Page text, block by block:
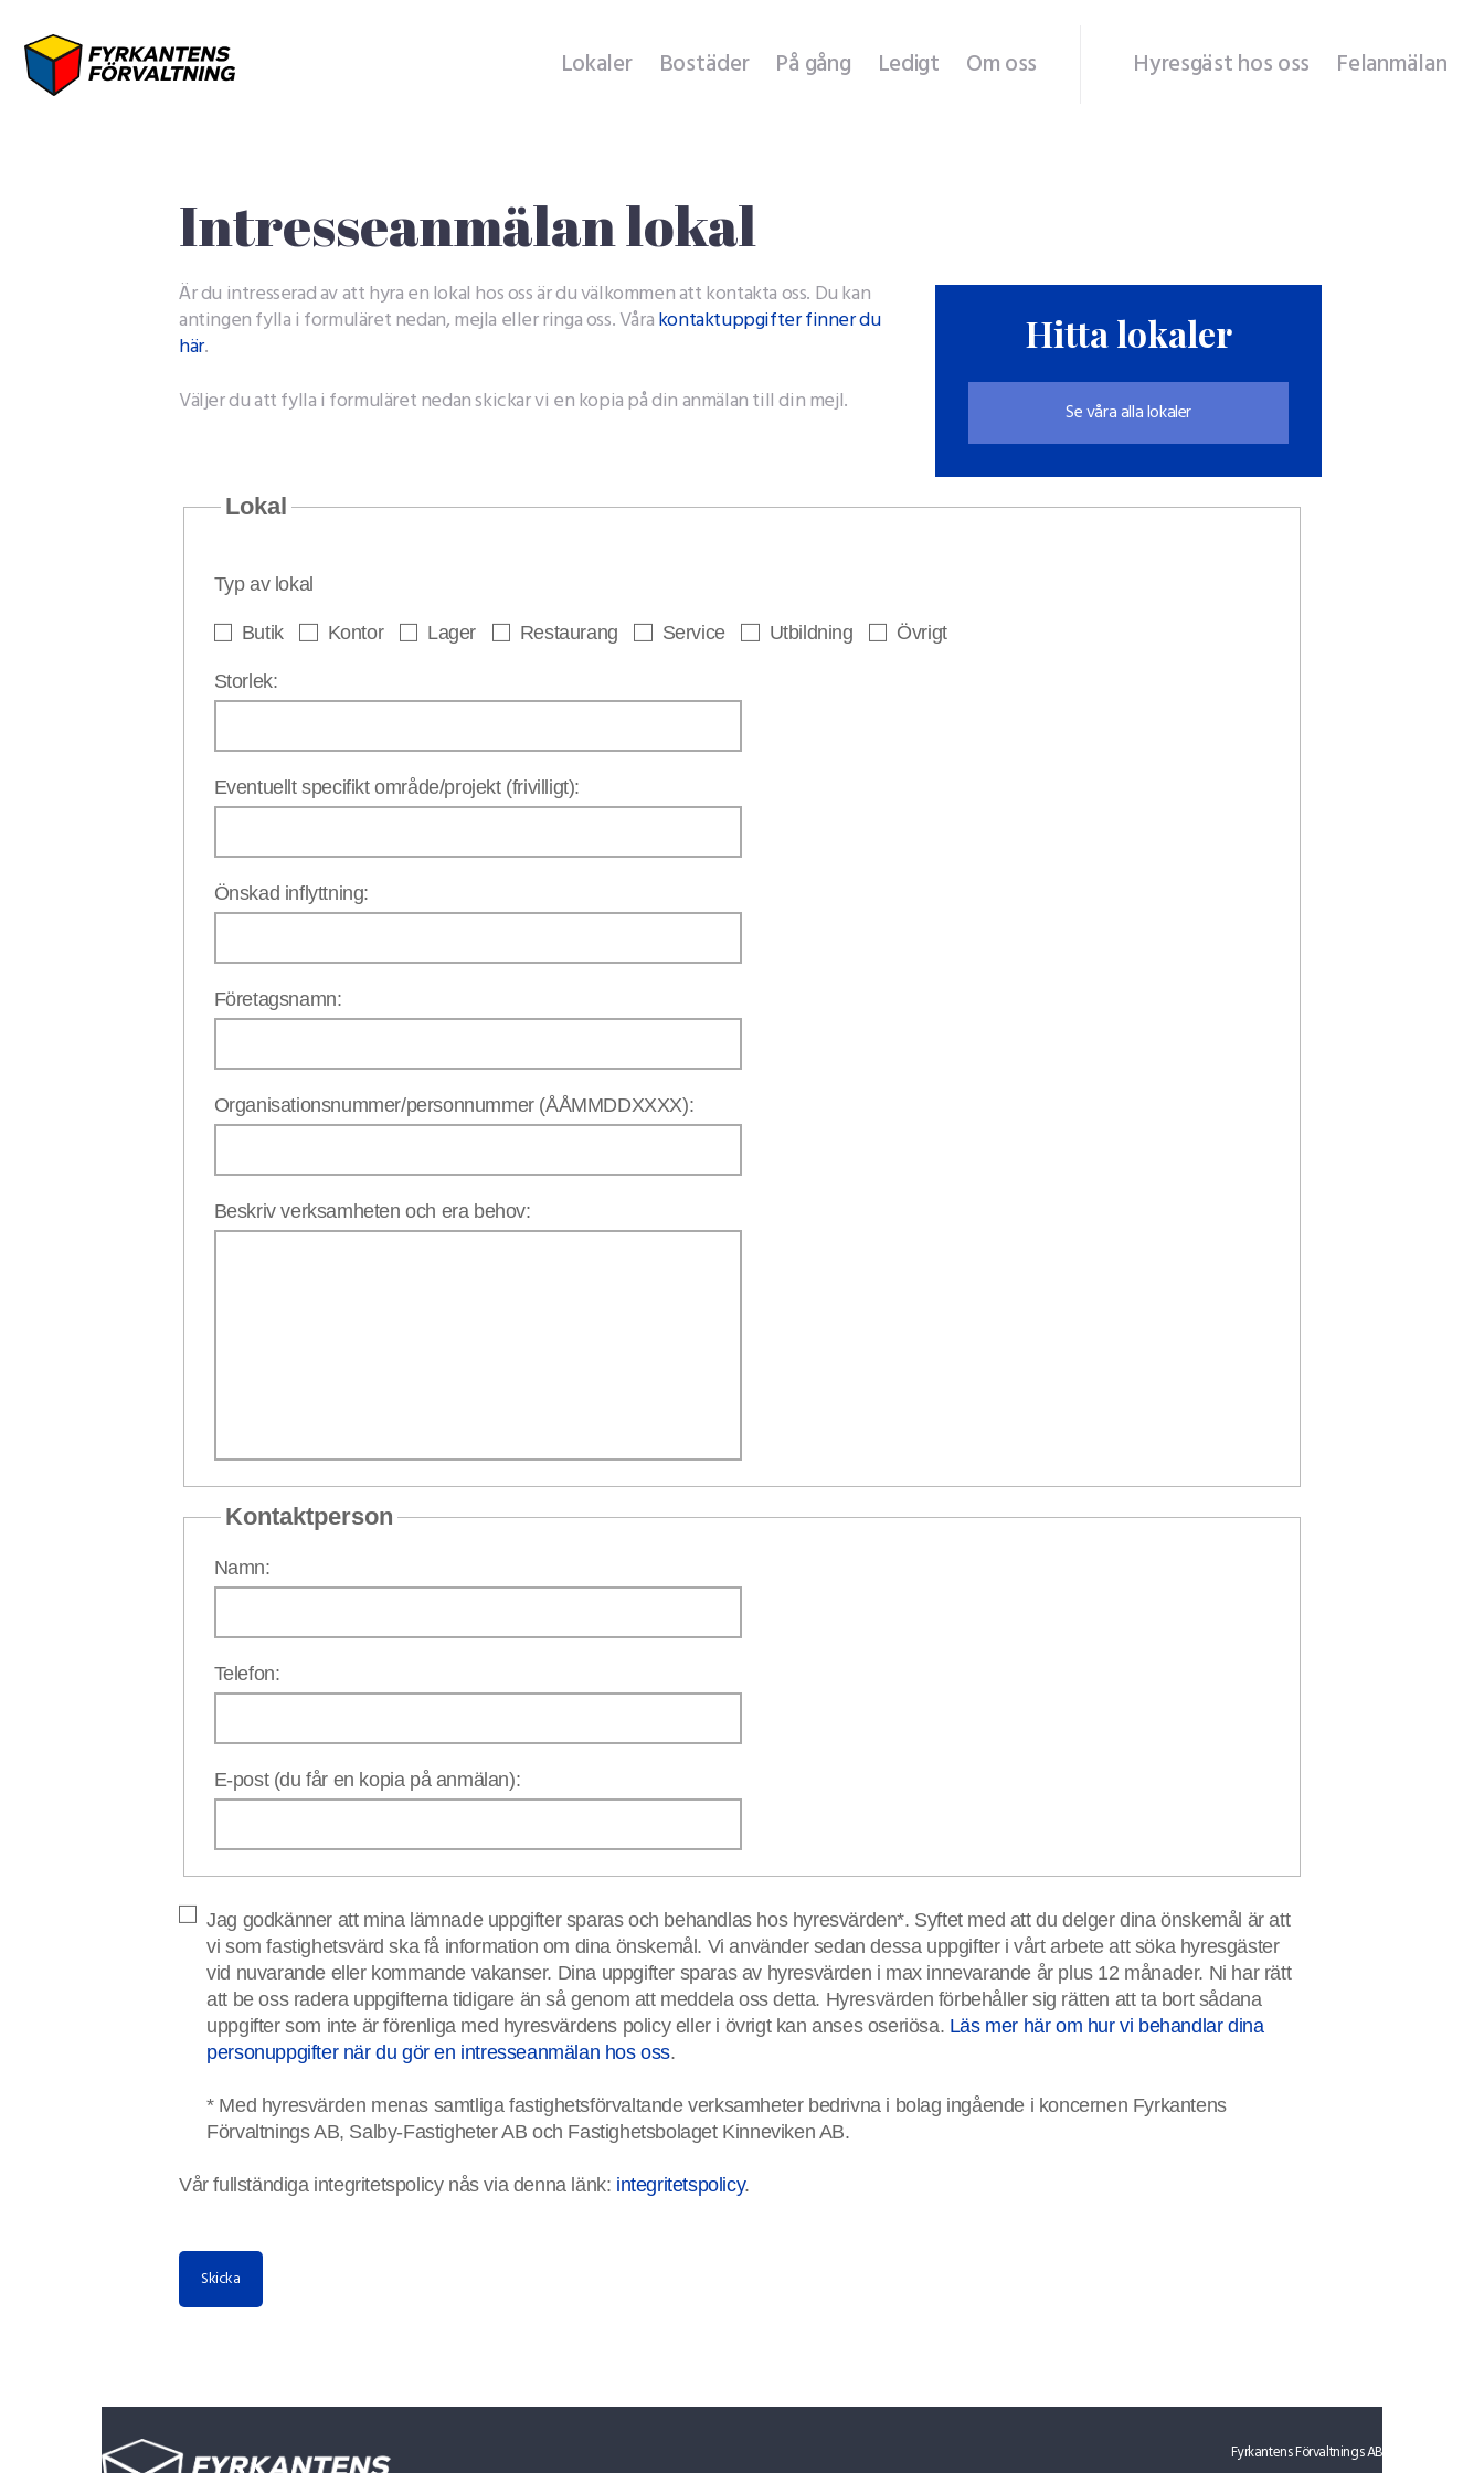
Lokaler Bostäder På gång Ledigt Om oss Hyresgäst hos oss Felanmälan
Bostäder
Ledigt
Om oss
Hyresgäst hos oss
Felanmälan
Intresseanmälan lokal
Är du intresserad av att hyra en lokal hos oss är du välkommen att kontakta oss. Du kan
antingen fylla i formuläret nedan, mejla eller ringa oss. Vårakontaktuppgifter finner du
här.
Väljer du att fylla i formuläret nedan skickar vi en kopia på din anmälan till din mejl.
Hitta lokaler
Se våra alla lokaler
Lokal
Typ av lokal
Butik Kontor Lager Restaurang Service Utbildning Övrigt
Storlek:
Eventuellt specifikt område/projekt (frivilligt):
Önskad inflyttning:
Företagsnamn:
Organisationsnummer/personnummer (ÅÅMMDDXXXX):
Beskriv verksamheten och era behov:
Kontaktperson
Namn:
Telefon:
E-post (du får en kopia på anmälan):
Jag godkänner att mina lämnade uppgifter sparas och behandlas hos hyresvärden*. Syftet med att du delger dina önskemål är att
vi som fastighetsvärd ska få information om dina önskemål. Vi använder sedan dessa uppgifter i vårt arbete att söka hyresgäster
vid nuvarande eller kommande vakanser. Dina uppgifter sparas av hyresvärden i max innevarande år plus 12 månader. Ni har rätt
att be oss radera uppgifterna tidigare än så genom att meddela oss detta. Hyresvärden förbehåller sig rätten att ta bort sådana
uppgifter som inte är förenliga med hyresvärdens policy eller i övrigt kan anses oseriösa. Läs mer här om hur vi behandlar dina
personuppgifter när du gör en intresseanmälan hos oss.
* Med hyresvärden menas samtliga fastighetsförvaltande verksamheter bedrivna i bolag ingående i koncernen Fyrkantens
Förvaltnings AB, Salby-Fastigheter AB och Fastighetsbolaget Kinneviken AB.
Vår fullständiga integritetspolicy nås via denna länk: integritetspolicy.
Fyrkantens Förvaltnings AB